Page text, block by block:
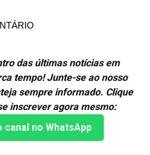
das últimas notícias em
tempo! Junte-se ao nosso
sempre informado. Clique
inscrever agora mesmo:
no WhatsApp